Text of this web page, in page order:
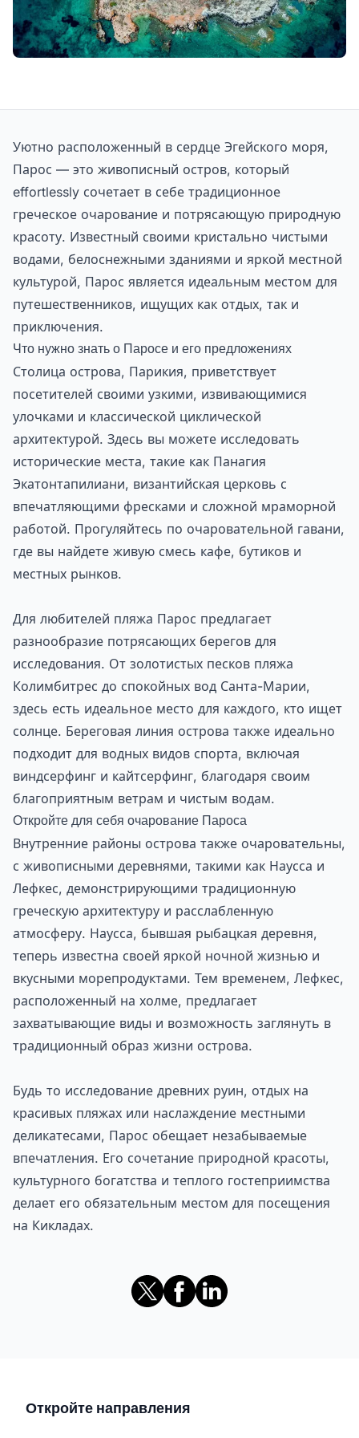
Уютно расположенный в сердце Эгейского моря,
Парос — это живописный остров, который
effortlessly сочетает в себе традиционное
греческое очарование и потрясающую природную
красоту. Известный своими кристально чистыми
водами, белоснежными зданиями и яркой местной
культурой, Парос является идеальным местом для
путешественников, ищущих как отдых, так и
приключения.
Что нужно знать о Паросе и его предложениях
Столица острова, Парикия, приветствует
посетителей своими узкими, извивающимися
улочками и классической циклической
архитектурой. Здесь вы можете исследовать
исторические места, такие как Панагия
Экатонтапилиани, византийская церковь с
впечатляющими фресками и сложной мраморной
работой. Прогуляйтесь по очаровательной гавани,
где вы найдете живую смесь кафе, бутиков и
местных рынков.
Для любителей пляжа Парос предлагает
разнообразие потрясающих берегов для
исследования. От золотистых песков пляжа
Колимбитрес до спокойных вод Санта-Марии,
здесь есть идеальное место для каждого, кто ищет
солнце. Береговая линия острова также идеально
подходит для водных видов спорта, включая
виндсерфинг и кайтсерфинг, благодаря своим
благоприятным ветрам и чистым водам.
Откройте для себя очарование Пароса
Внутренние районы острова также очаровательны,
с живописными деревнями, такими как Наусса и
Лефкес, демонстрирующими традиционную
греческую архитектуру и расслабленную
атмосферу. Наусса, бывшая рыбацкая деревня,
теперь известна своей яркой ночной жизнью и
вкусными морепродуктами. Тем временем, Лефкес,
расположенный на холме, предлагает
захватывающие виды и возможность заглянуть в
традиционный образ жизни острова.
Будь то исследование древних руин, отдых на
красивых пляжах или наслаждение местными
деликатесами, Парос обещает незабываемые
впечатления. Его сочетание природной красоты,
культурного богатства и теплого гостеприимства
делает его обязательным местом для посещения
на Кикладах.
Откройте направления